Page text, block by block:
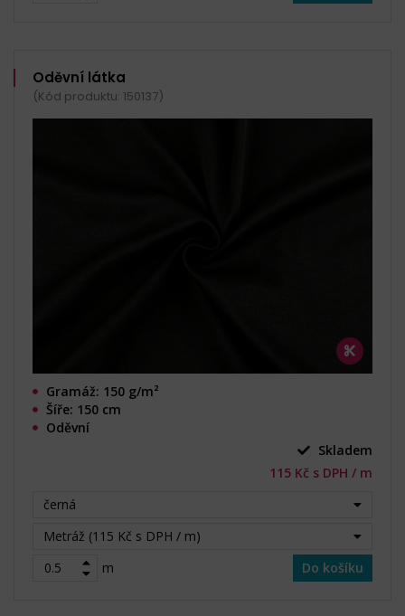
Oděvní látka
(Kód produktu: 150137)
Gramáž: 150 g/m²
Šíře: 150 cm
Oděvní
Skladem
115 Kč s DPH / m
černá
Metráž (115 Kč s DPH / m)
m
Do košíku